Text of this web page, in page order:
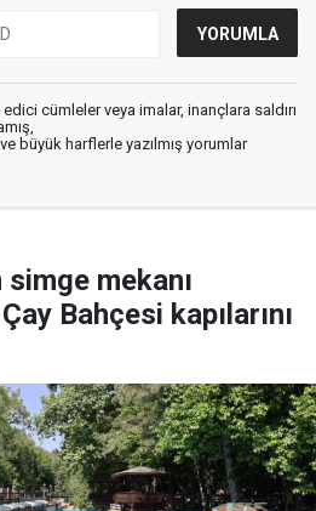
cümleler veya imalar, inançlara saldırı
büyük harflerle yazılmış yorumlar
simge mekanı
Bahçesi kapılarını